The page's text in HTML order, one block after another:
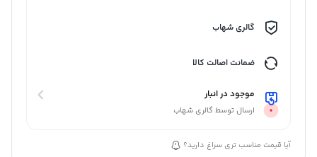
گالری شهاب
ضمانت اصالت کالا
موجود در انبار
ارسال توسط گالری شهاب
آیا قیمت مناسب تری سراغ دارید؟